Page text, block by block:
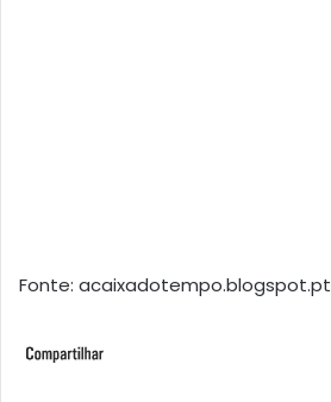
Fonte: acaixadotempo.blogspot.pt